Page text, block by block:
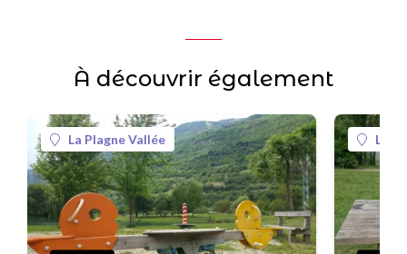
À découvrir également
La Plagne Vallée La